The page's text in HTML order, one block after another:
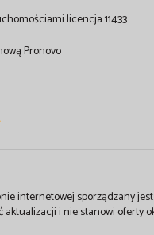
licencja 11433
Pronovo
internetowej sporządzany
aktualizacji i nie stanowi oferty